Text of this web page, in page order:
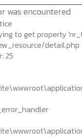
was encountered
to get property
detail.php
25